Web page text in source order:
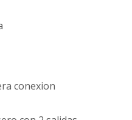
conexion